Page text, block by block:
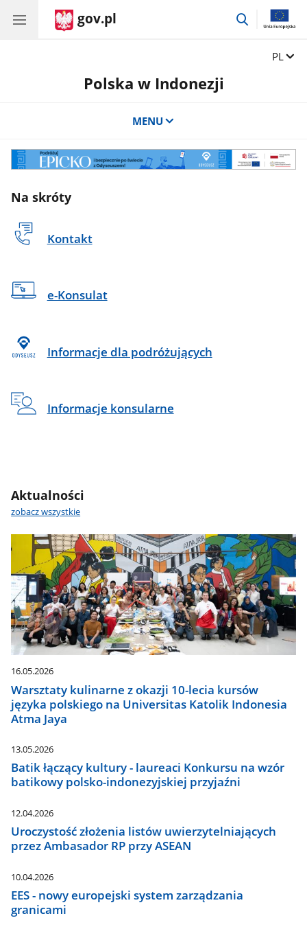
gov.pl
przejdź
Zmień
PL
Polska w Indonezji
MENU
Oduseusz
Na skróty
Kontakt
e-Konsulat
Informacje dla podróżujących
Informacje konsularne
Aktualności
zobacz wszystkie
16.05.2026
Warsztaty kulinarne z okazji 10-lecia kursów
języka polskiego na Universitas Katolik Indonesia
Atma Jaya
13.05.2026
Batik łączący kultury - laureaci Konkursu na wzór
batikowy polsko-indonezyjskiej przyjaźni
12.04.2026
Uroczystość złożenia listów uwierzytelniających
przez Ambasador RP przy ASEAN
10.04.2026
EES - nowy europejski system zarządzania
granicami